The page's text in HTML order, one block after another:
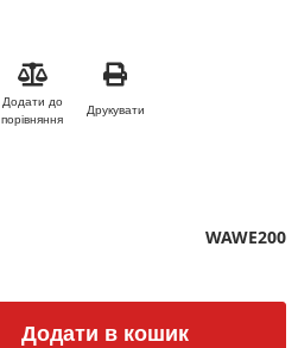
Додати до
порівняння
Друкувати
Додати в кошик
WAWE200